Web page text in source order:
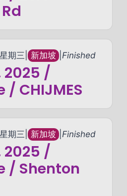
期三 新加坡 Finished
2025 /
CHIJMES
期三 新加坡 Finished
2025 /
/ Shenton